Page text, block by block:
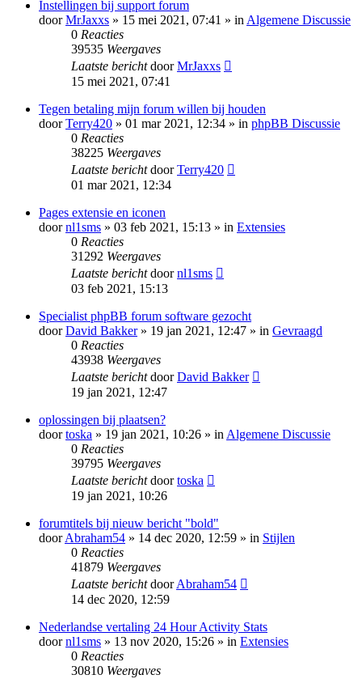
Instellingen bij support forum
doorMrJaxxs » 15 mei 2021, 07:41 » inAlgemene Discussie
0 Reacties
39535 Weergaves
Laatste berichtdoorMrJaxxs
15 mei 2021, 07:41
Tegen betaling mijn forum willen bij houden
doorTerry420 » 01 mar 2021, 12:34 » in phpBB Discussie
0 Reacties
38225 Weergaves
Laatste berichtdoorTerry420
01 mar 2021, 12:34
Pages extensie en iconen
doornl1sms » 03 feb 2021, 15:13 » in Extensies
0 Reacties
31292 Weergaves
Laatste berichtdoornl1sms
03 feb 2021, 15:13
Specialist phpBB forum software gezocht
doorDavid Bakker» 19 jan 2021, 12:47 » in Gevraagd
0 Reacties
43938 Weergaves
Laatste berichtdoorDavid Bakker
19 jan 2021, 12:47
oplossingen bij plaatsen?
doortoska » 19 jan 2021, 10:26 » inAlgemene Discussie
0 Reacties
39795 Weergaves
Laatste berichtdoortoska
19 jan 2021, 10:26
forumtitels bij nieuw bericht "bold"
doorAbraham54 » 14 dec 2020, 12:59 » in Stijlen
0 Reacties
41879 Weergaves
Laatste berichtdoorAbraham54
14 dec 2020, 12:59
Nederlandse vertaling 24 Hour Activity Stats
doornl1sms » 13 nov 2020, 15:26 » in Extensies
0 Reacties
30810 Weergaves